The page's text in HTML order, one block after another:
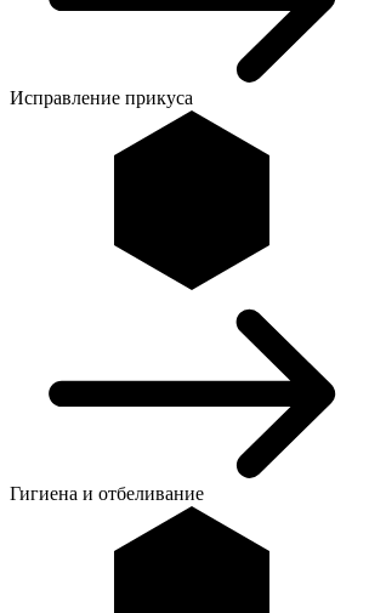
Исправление прикуса
Гигиена и отбеливание